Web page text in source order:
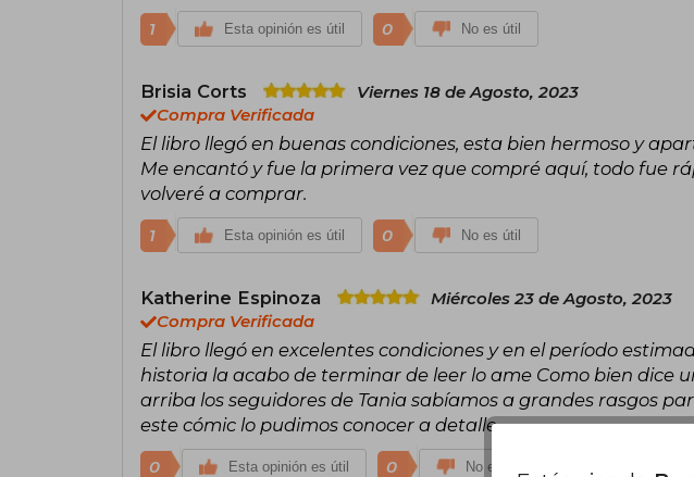
1 Esta opinión es útil 0 No es útil
Brisia Corts
Viernes 18 de Agosto, 2023
Compra Verificada
El libro llegó en buenas condiciones, esta bien hermoso y
Me encantó y fue la primera vez que compré aquí, todo fue
volveré a comprar.
1 Esta opinión es útil 0 No es útil
Katherine Espinoza
Miércoles 23 de Agosto, 2023
Compra Verificada
El libro llegó en excelentes condiciones y en el período
historia la acabo de terminar de leer lo ame Como bien dice
arriba los seguidores de Tania sabíamos a grandes rasgos
este cómic lo pudimos conocer a detalle
0 Esta opinión es útil 0 No es útil